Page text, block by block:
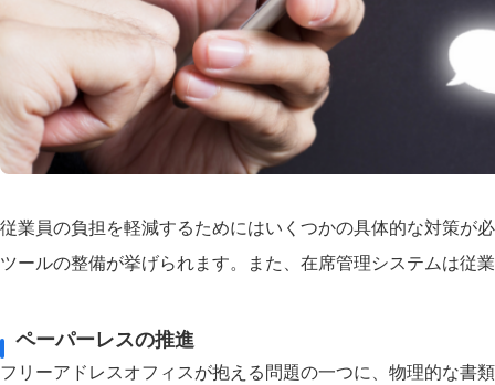
従業員の負担を軽減するためにはいくつかの具体的な対策が
ツールの整備が挙げられます。また、在席管理システムは従
ペーパーレスの推進
フリーアドレスオフィスが抱える問題の一つに、物理的な書